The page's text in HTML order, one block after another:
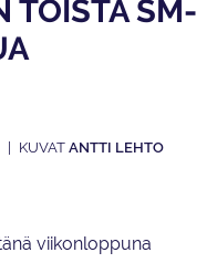
TOISTA SM-
ANTTI LEHTO
viikonloppuna